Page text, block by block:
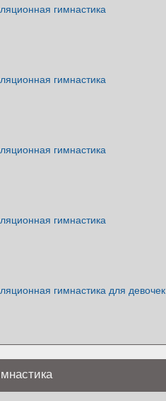
гимнастика
гимнастика
гимнастика
гимнастика
гимнастика для девочек